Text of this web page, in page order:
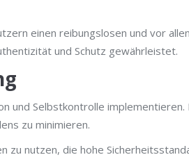
einen reibungslosen und vor
und Schutz gewährleistet.
und Selbstkontrolle implementieren.
zu minimieren.
nutzen, die hohe